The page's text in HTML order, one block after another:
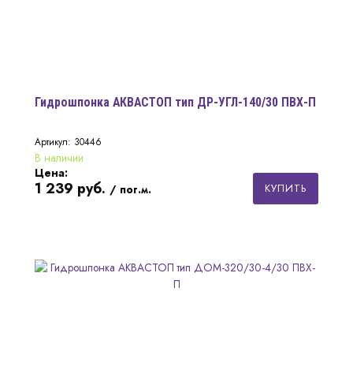
Гидрошпонка АКВАСТОП тип ДР-УГЛ-140/30 ПВХ-П
Артикул: 30446
В наличии
Цена:
1 239 руб. / пог.м. КУПИТЬ